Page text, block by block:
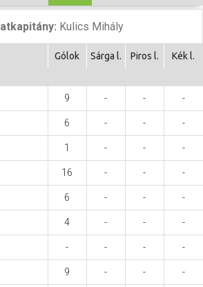
Kulics Mihály
Gólok Sárga l. Piros l. Kék l.
9 - - -
6 - - -
1 - - -
16 - - -
6 - - -
4 - - -
- - - -
9 - - -